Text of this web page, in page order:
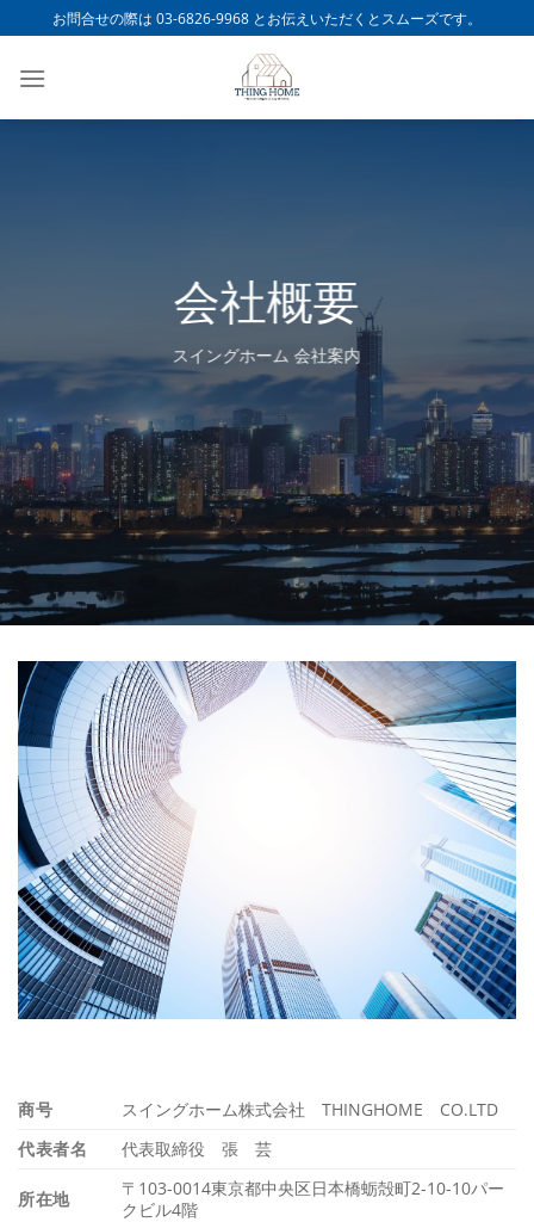
to
content
お問合せの際は 03-6826-9968 とお伝えいただくとスムーズです。
会社概要
スイングホーム 会社案内
商号
スイングホーム株式会社 THINGHOME CO.LTD
代表者名
代表取締役 張 芸
所在地
〒103-0014東京都中央区日本橋蛎殻町2-10-10パー
クビル4階